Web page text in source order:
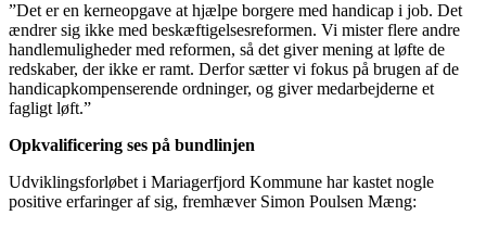
”Det er en kerneopgave at hjælpe borgere med handicap i job. Det
ændrer sig ikke med beskæftigelsesreformen. Vi mister flere andre
handlemuligheder med reformen, så det giver mening at løfte de
redskaber, der ikke er ramt. Derfor sætter vi fokus på brugen af de
handicapkompenserende ordninger, og giver medarbejderne et
fagligt løft.”
Opkvalificering ses på bundlinjen
Udviklingsforløbet i Mariagerfjord Kommune har kastet nogle
positive erfaringer af sig, fremhæver Simon Poulsen Mæng: